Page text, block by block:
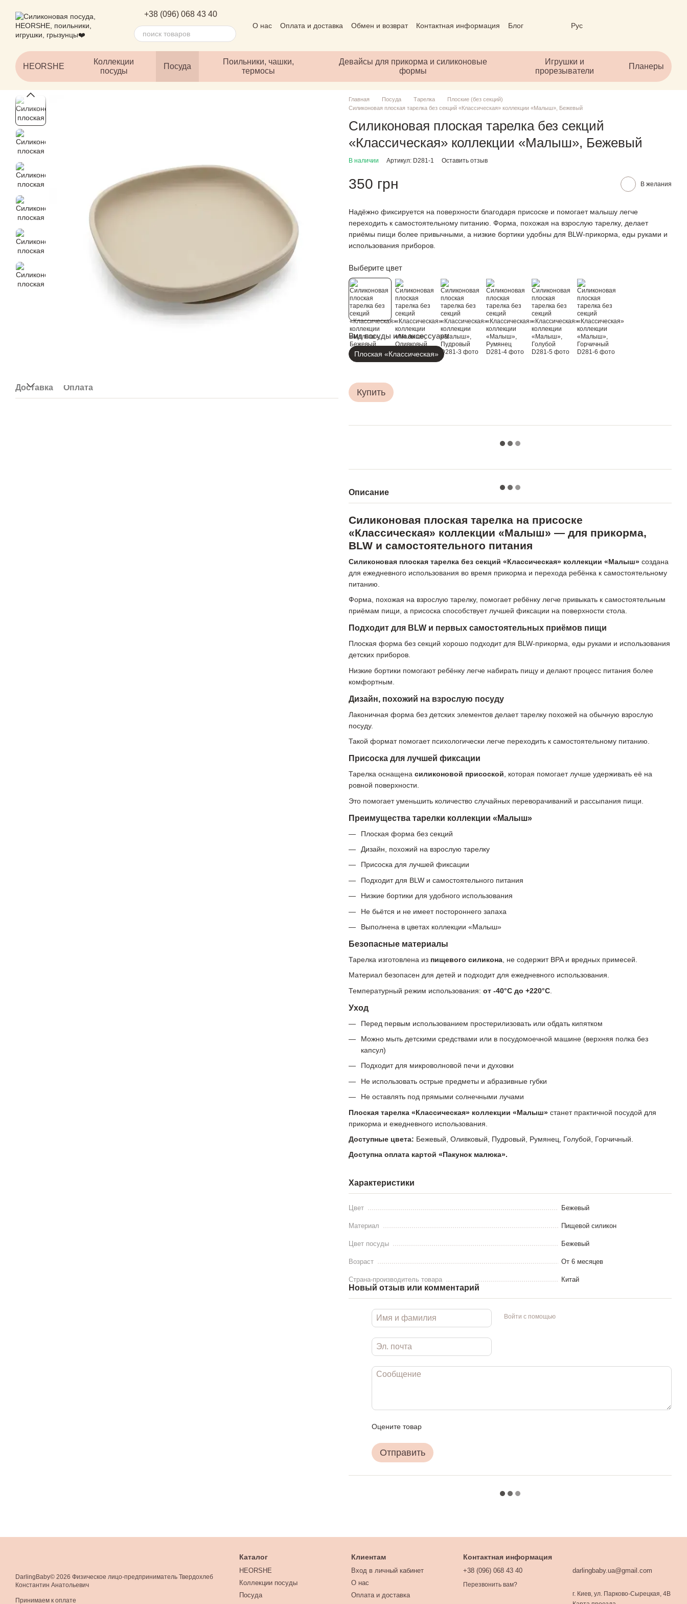
+38 (096) 068 43 40
О нас Оплата и доставка Обмен и возврат Контактная информация
Блог
Рус
HEORSHE
Коллекции
посуды
Посуда
Поильники, чашки,
термосы
Девайсы для прикорма и силиконовые
формы
Игрушки и
прорезыватели
Планеры
Доставка Оплата
Главная Посуда Тарелка
Плоские (без секций)
Силиконовая плоская тарелка без секций «Классическая» коллекции «Малыш», Бежевый
Силиконовая плоская тарелка без секций
«Классическая» коллекции «Малыш», Бежевый
В наличии Артикул: D281-1 Оставить отзыв
350 грн В желания
Надёжно фиксируется на поверхности благодаря присоске и помогает малышу легче
переходить к самостоятельному питанию. Форма, похожая на взрослую тарелку, делает
приёмы пищи более привычными, а низкие бортики удобны для BLW-прикорма, еды руками и
использования приборов.
Выберите цвет
Вид посуды или аксессуара
Плоская «Классическая»
Купить
Описание
Силиконовая плоская тарелка на присоске
«Классическая» коллекции «Малыш» — для прикорма,
BLW и самостоятельного питания
Силиконовая плоская тарелка без секций «Классическая» коллекции «Малыш» создана
для ежедневного использования во время прикорма и перехода ребёнка к самостоятельному
питанию.
Форма, похожая на взрослую тарелку, помогает ребёнку легче привыкать к самостоятельным
приёмам пищи, а присоска способствует лучшей фиксации на поверхности стола.
Подходит для BLW и первых самостоятельных приёмов пищи
Плоская форма без секций хорошо подходит для BLW-прикорма, еды руками и использования
детских приборов.
Низкие бортики помогают ребёнку легче набирать пищу и делают процесс питания более
комфортным.
Дизайн, похожий на взрослую посуду
Лаконичная форма без детских элементов делает тарелку похожей на обычную взрослую
посуду.
Такой формат помогает психологически легче переходить к самостоятельному питанию.
Присоска для лучшей фиксации
Тарелка оснащена силиконовой присоской , которая помогает лучше удерживать её на
ровной поверхности.
Это помогает уменьшить количество случайных переворачиваний и рассыпания пищи.
Преимущества тарелки коллекции «Малыш»
Плоская форма без секций
Дизайн, похожий на взрослую тарелку
Присоска для лучшей фиксации
Подходит для BLW и самостоятельного питания
Низкие бортики для удобного использования
Не бьётся и не имеет постороннего запаха
Выполнена в цветах коллекции «Малыш»
Безопасные материалы
Тарелка изготовлена из пищевого силикона , не содержит BPA и вредных примесей.
Материал безопасен для детей и подходит для ежедневного использования.
Температурный режим использования: от -40°C до +220°C
Уход
Перед первым использованием простерилизовать или обдать кипятком
Можно мыть детскими средствами или в посудомоечной машине (верхняя полка без
капсул)
Подходит для микроволновой печи и духовки
Не использовать острые предметы и абразивные губки
Не оставлять под прямыми солнечными лучами
Плоская тарелка «Классическая» коллекции «Малыш» станет практичной посудой для
прикорма и ежедневного использования.
Доступные цвета: Бежевый, Оливковый, Пудровый, Румянец, Голубой, Горчичный.
Доступна оплата картой «Пакунок малюка».
Характеристики
Цвет Бежевый
Материал Пищевой силикон
Цвет посуды Бежевый
Возраст От 6 месяцев
Страна-производитель товара Китай
Новый отзыв или комментарий
Войти с помощью
Оцените товар
Отправить
DarlingBaby© 2026 Физическое лицо-предприниматель Твердохлеб
Константин Анатольевич
Принимаем к оплате
Каталог
HEORSHE
Коллекции посуды
Посуда
Клиентам
Вход в личный кабинет
О нас
Оплата и доставка
Контактная информация
+38 (096) 068 43 40
Перезвонить вам?
darlingbaby.ua@gmail.com
г. Киев, ул. Парково-Сырецкая, 4В